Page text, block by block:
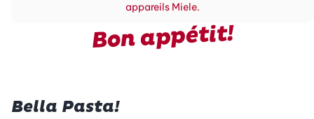
appareils Miele.
Bon appétit!
Bella Pasta!